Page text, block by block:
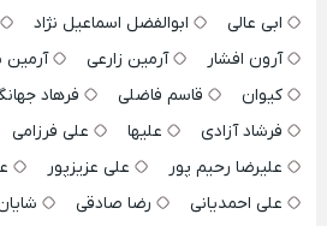
ابی عالی
ابوالفضل اسماعیل نژاد
آرون افشار
آرمین زارعی آرمین
کیوان
قاسم فاضلی فرهاد
فرشاد آزادی
علیها علی فرزامی
علیرضا رحیم پور
علی عزیزپور
علی احمدیانی
رضا صادقی